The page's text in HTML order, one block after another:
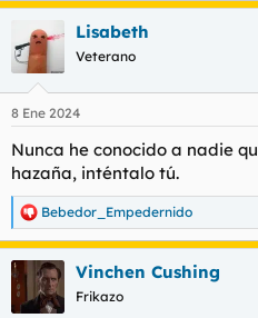
Lisabeth
Veterano
8 Ene 2024
Nunca he conocido a nadie
hazaña, inténtalo tú.
R
e
a
c
c
i
Bebedor_Empedernido
Vinchen Cushing
Frikazo